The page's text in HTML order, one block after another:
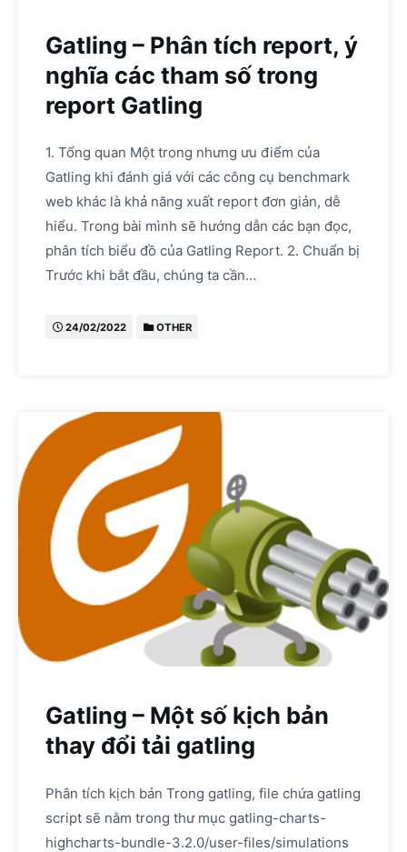
Gatling – Phân tích report, ý
nghĩa các tham số trong
report Gatling
1. Tổng quan Một trong nhưng ưu điểm của
Gatling khi đánh giá với các công cụ benchmark
web khác là khả năng xuất report đơn giản, dễ
hiểu. Trong bài mình sẽ hướng dẫn các bạn đọc,
phân tích biểu đồ của Gatling Report. 2. Chuẩn bị
Trước khi bắt đầu, chúng ta cần…
24/02/2022 OTHER
Gatling – Một số kịch bản
thay đổi tải gatling
Phân tích kịch bản Trong gatling, file chứa gatling
script sẽ nằm trong thư mục gatling-charts-
highcharts-bundle-3.2.0/user-files/simulations